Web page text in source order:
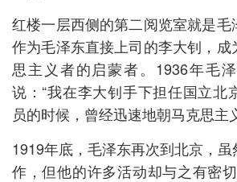
红楼一层西侧的第二阅览室就是毛
作为毛泽东直接上司的李大钊，
思主义者的启蒙者。1936年毛
说：“我在李大钊手下担任国立北
员的时候，曾经迅速地朝马克思主
1919年底，毛泽东再次到北京，
作，但他的许多活动却与之有密